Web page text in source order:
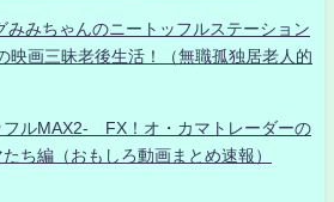
みみちゃんのニートッフルステーション
映画三昧老後生活！（無職孤独居老人的
フルMAX2- FX！オ・カマトレーダーの
ち編（おもしろ動画まとめ速報）